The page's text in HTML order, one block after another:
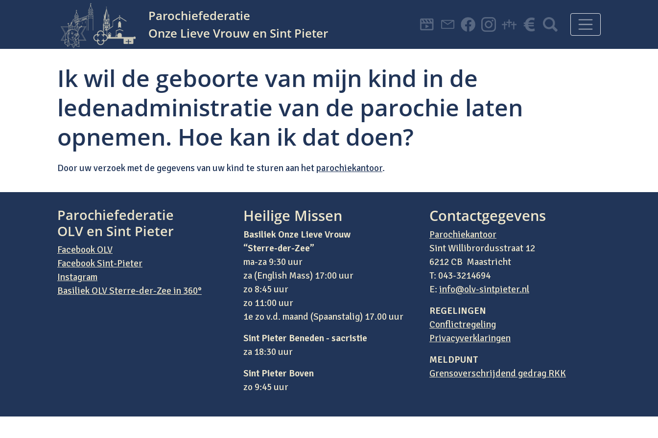
Hoofdnavigatie
Parochiefederatie
Onze Lieve Vrouw en Sint Pieter
Ik wil de geboorte van mijn kind in de
ledenadministratie van de parochie laten
opnemen. Hoe kan ik dat doen?
Door uw verzoek met de gegevens van uw kind te sturen aan het parochiekantoor.
Bericht navigatie
Parochiefederatie
OLV en Sint Pieter
Facebook OLV
Facebook Sint-Pieter
Instagram
Basiliek OLV Sterre-der-Zee in 360°
Heilige Missen
Basiliek Onze Lieve Vrouw
“Sterre-der-Zee”
ma-za 9:30 uur
za (English Mass) 17:00 uur
zo 8:45 uur
zo 11:00 uur
1e zo v.d. maand (Spaanstalig) 17.00 uur
Sint Pieter Beneden - sacristie
za 18:30 uur
Sint Pieter Boven
zo 9:45 uur
Contactgegevens
Parochiekantoor
Sint Willibrordusstraat 12
6212 CB Maastricht
T: 043-3214694
E: info@olv-sintpieter.nl
REGELINGEN
Conflictregeling
Privacyverklaringen
MELDPUNT
Grensoverschrijdend gedrag RKK